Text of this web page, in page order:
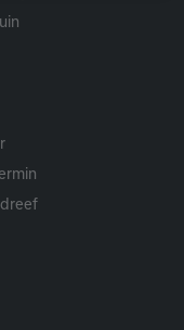
van de